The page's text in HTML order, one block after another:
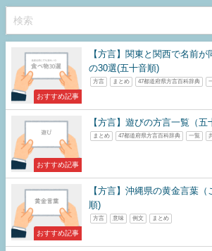
おすすめ記事
【方言】関東と関西で名前
の30選(五十音順)
方言 まとめ 47都道府県方言百科辞典
おすすめ記事
【方言】遊びの方言一覧（五
まとめ 47都道府県方言百科辞典 一覧
おすすめ記事
【方言】沖縄県の黄金言葉
順)
方言 意味 例文 まとめ